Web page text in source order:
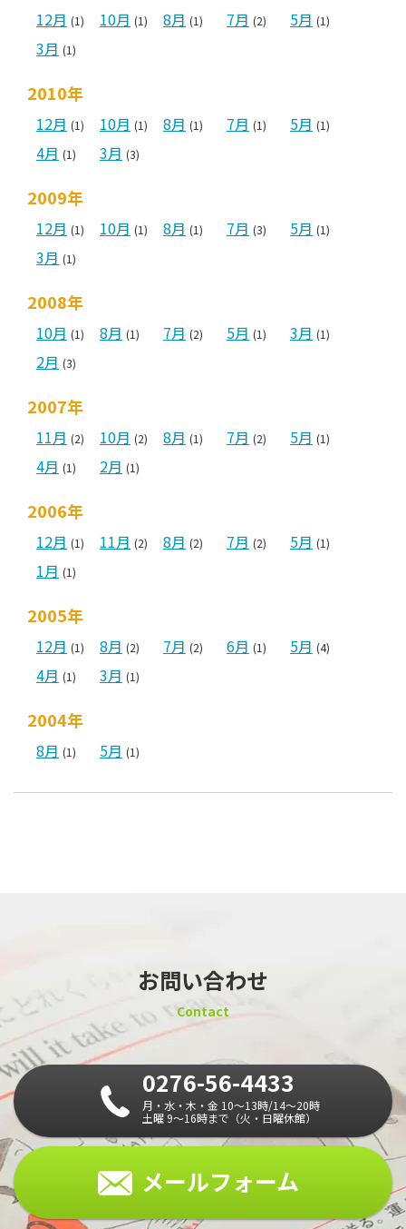
12月 (1) 10月 (1) 8月 (1) 7月 (2) 5月 (1)
3月 (1)
2010年
12月 (1) 10月 (1) 8月 (1) 7月 (1) 5月 (1)
4月 (1) 3月 (3)
2009年
12月 (1) 10月 (1) 8月 (1) 7月 (3) 5月 (1)
3月 (1)
2008年
10月 (1) 8月 (1) 7月 (2) 5月 (1) 3月 (1)
2月 (3)
2007年
11月 (2) 10月 (2) 8月 (1) 7月 (2) 5月 (1)
4月 (1) 2月 (1)
2006年
12月 (1) 11月 (2) 8月 (2) 7月 (2) 5月 (1)
1月 (1)
2005年
12月 (1) 8月 (2) 7月 (2) 6月 (1) 5月 (4)
4月 (1) 3月 (1)
2004年
8月 (1) 5月 (1)
お問い合わせ
Contact
0276-56-4433
月・水・木・金 10～13時/14～20時
土曜 9～16時まで（火・日曜休館）
メールフォーム